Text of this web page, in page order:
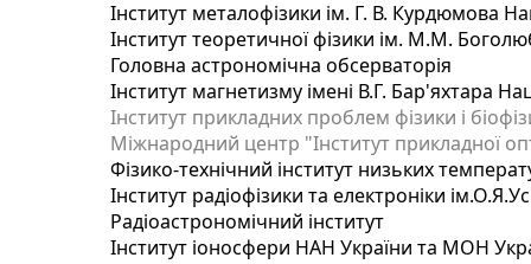
Інститут металофізики ім. Г. В. Курдюмова
Інститут теоретичної фізики ім. М.М.
Головна астрономічна обсерваторія
Інститут магнетизму імені В.Г. Бар'яхтара
Інститут прикладних проблем фізики і
Міжнародний центр "Інститут прикладної
Фізико-технічний інститут низьких
Інститут радіофізики та електроніки
Радіоастрономічний інститут
Інститут іоносфери НАН України та МОН